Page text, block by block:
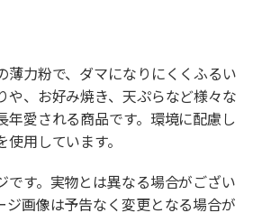
薄力粉で、ダマになりにくくふるい
や、お好み焼き、天ぷらなど様々な
年愛される商品です。環境に配慮し
用しています。
す。実物とは異なる場合がござい
ジ画像は予告なく変更となる場合が